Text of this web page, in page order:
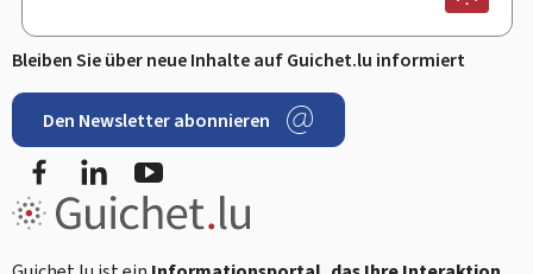
Bleiben Sie über neue Inhalte auf Guichet.lu informiert
Den Newsletter abonnieren
FacebookLinkedIn